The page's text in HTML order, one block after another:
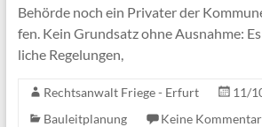
Behör­de noch ein Pri­va­ter der
fen. Kein Grund­satz ohne Aus­nah­me:
li­che Regelungen,
Rechtsanwalt Friege - Erfurt
11/
Bauleitplanung
Keine